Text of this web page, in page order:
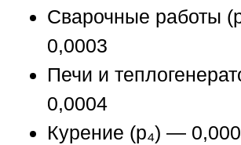
Сварочные работы
0,0003
Печи и
0,0004
Курение (p₄) —